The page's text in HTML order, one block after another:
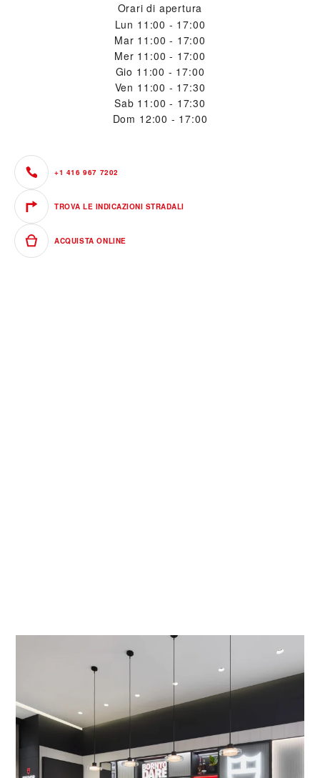
Orari di apertura
Lun 11:00 - 17:00
Mar 11:00 - 17:00
Mer 11:00 - 17:00
Gio 11:00 - 17:00
Ven 11:00 - 17:30
Sab 11:00 - 17:30
Dom 12:00 - 17:00
+1 416 967 7202
TROVA LE INDICAZIONI STRADALI
ACQUISTA ONLINE